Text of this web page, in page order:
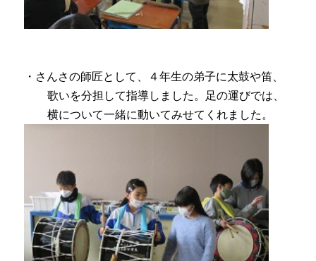
・さんさの師匠として、４年生の弟子に太鼓や笛、
歌いを分担して指導しました。足の運びでは、
横について一緒に動いてみせてくれました。